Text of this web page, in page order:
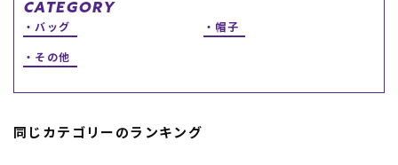
ファッションTOP
スノーTOP
CATEGORY
バッグ
帽子
その他
同じカテゴリーのランキング